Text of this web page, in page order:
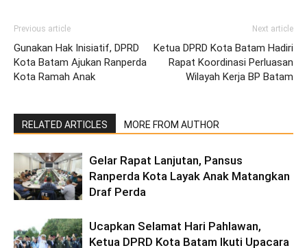
Previous article
Gunakan Hak Inisiatif, DPRD
Kota Batam Ajukan Ranperda
Kota Ramah Anak
Next article
Ketua DPRD Kota Batam Hadiri
Rapat Koordinasi Perluasan
Wilayah Kerja BP Batam
RELATED ARTICLES MORE FROM AUTHOR
Gelar Rapat Lanjutan, Pansus
Ranperda Kota Layak Anak Matangkan
Draf Perda
Ucapkan Selamat Hari Pahlawan,
Ketua DPRD Kota Batam Ikuti Upacara